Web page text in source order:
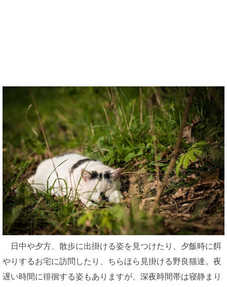
日中や夕方、散歩に出掛ける姿を見つけたり、夕飯時に餌
やりするお宅に訪問したり、ちらほら見掛ける野良猫達。夜
遅い時間に徘徊する姿もありますが、深夜時間帯は寝静まり